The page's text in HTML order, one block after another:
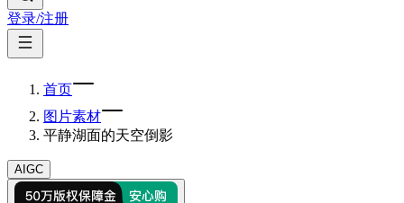
登录/注册
首页
图片素材
平静湖面的天空倒影
AIGC